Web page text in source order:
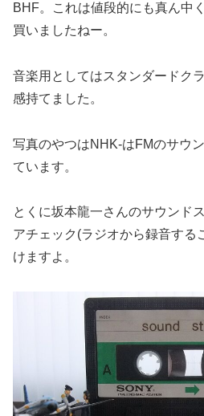
BHF。これは値段的にも真ん中
買いましたねー。
音楽用としてはスタンダードク
感持てました。
写真のやつはNHK-はFMのサウ
ています。
とくに坂本龍一さんのサウンド
アチェック(ラジオから録音する
けますよ。